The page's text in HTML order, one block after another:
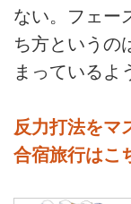
ない。フェー
ち方というの
まっているよ
反力打法をマ
合宿旅行はこ